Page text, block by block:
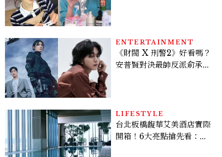
ENTERTAINMENT
《財閥 X 刑警2》好看嗎？
安普賢對決最帥反派俞承
多大？
LIFESTYLE
台北板橋馥華艾美酒店實際
開箱！6大亮點搶先看：新